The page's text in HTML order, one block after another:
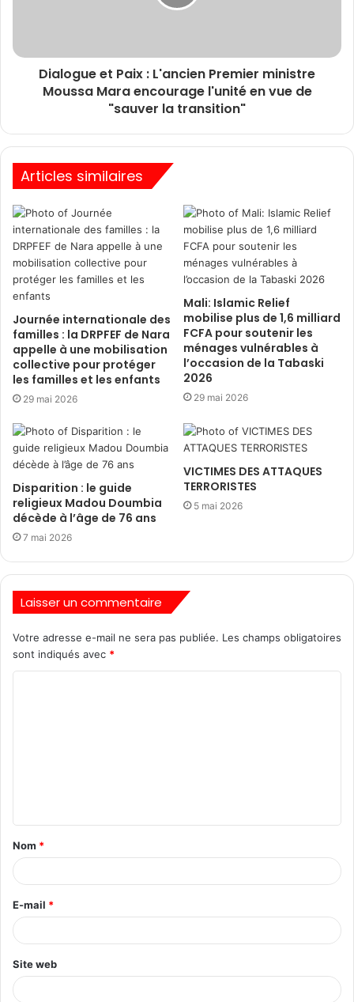
Dialogue et Paix : L'ancien Premier ministre
Moussa Mara encourage l'unité en vue de
"sauver la transition"
Articles similaires
Journée internationale des
familles : la DRPFEF de Nara
appelle à une mobilisation
collective pour protéger
les familles et les enfants
29 mai 2026
Mali: Islamic Relief
mobilise plus de 1,6 milliard
FCFA pour soutenir les
ménages vulnérables à
l’occasion de la Tabaski
2026
29 mai 2026
Disparition : le guide
religieux Madou Doumbia
décède à l’âge de 76 ans
7 mai 2026
VICTIMES DES ATTAQUES
TERRORISTES
5 mai 2026
Laisser un commentaire
Votre adresse e-mail ne sera pas publiée. Les champs obligatoires
sont indiqués avec *
Nom *
E-mail *
Site web